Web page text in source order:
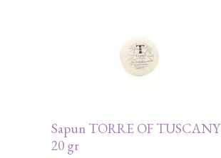
Sapun TORRE OF TUSCANY
20 gr